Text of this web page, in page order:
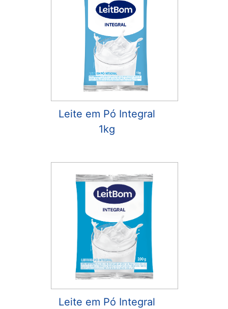
Leite em Pó Integral
1kg
Leite em Pó Integral